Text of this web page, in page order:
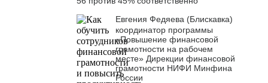
Евгения Федяева (Блискавка)
координатор программы
«Повышение финансовой
грамотности на рабочем
месте» Дирекции финансовой
грамотности НИФИ Минфина
России